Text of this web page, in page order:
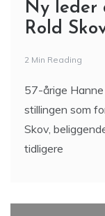
Ny leder
Rold
2 Min Reading
57-årige
stillingen som
Skov,
tidligere